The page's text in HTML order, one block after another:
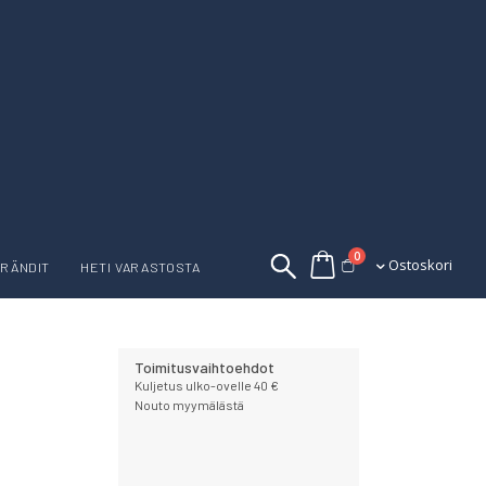
Ostoskori
0tuotettaOstoskori
HETI VARASTOSTA
Toimitusvaihtoehdot
Kuljetus ulko-ovelle 40 €
Nouto myymälästä